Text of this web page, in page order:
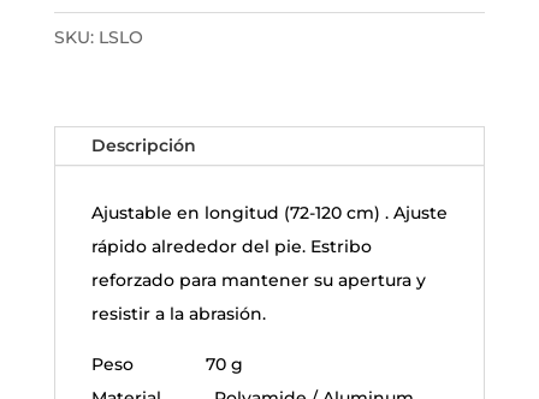
cantidad
SKU: LSLO
Descripción
Ajustable en longitud (72-120 cm) . Ajuste
rápido alrededor del pie. Estribo
reforzado para mantener su apertura y
resistir a la abrasión.
Peso 70 g